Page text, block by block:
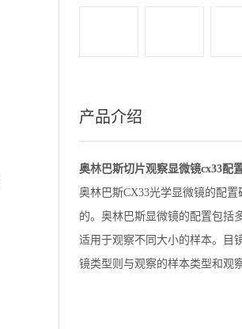
产品介绍
奥林巴斯切片观察显微镜cx33配
奥林巴斯CX33光学显微镜的配
的。奥林巴斯显微镜的配置包括
适用于观察不同大小的样本。目
镜类型则与观察的样本类型和观